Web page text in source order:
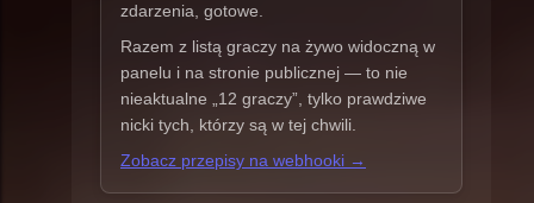
zdarzenia, gotowe.
Razem z listą graczy na żywo widoczną w
panelu i na stronie publicznej — to nie
nieaktualne „12 graczy”, tylko prawdziwe
nicki tych, którzy są w tej chwili.
Zobacz przepisy na webhooki →